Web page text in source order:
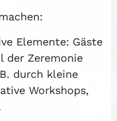
Elemente: Gäste
der Zeremonie
durch kleine
Workshops,